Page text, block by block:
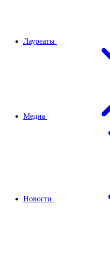
Лауреаты
Медиа
Новости